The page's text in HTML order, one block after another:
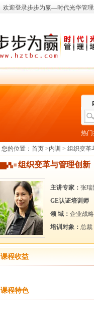
欢迎登录步步为赢—时代光华管理
热门
您的位置： 首页 >内训 > 组织变革
组织变革与管理创新
主讲专家： 张瑞
GE认证培训师
领 域： 企业战略
培训对象： 总裁
课程收益
课程特色